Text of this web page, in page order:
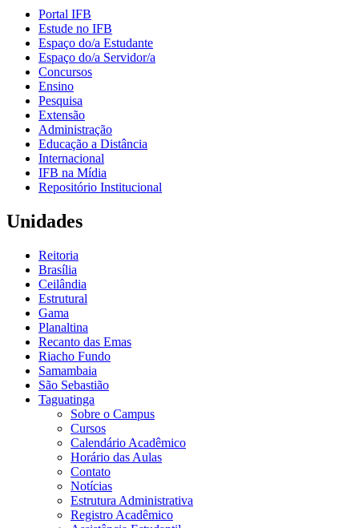
Portal IFB
Estude no IFB
Espaço do/a Estudante
Espaço do/a Servidor/a
Concursos
Ensino
Pesquisa
Extensão
Administração
Educação a Distância
Internacional
IFB na Mídia
Repositório Institucional
Unidades
Reitoria
Brasília
Ceilândia
Estrutural
Gama
Planaltina
Recanto das Emas
Riacho Fundo
Samambaia
São Sebastião
Taguatinga
Sobre o Campus
Cursos
Calendário Acadêmico
Horário das Aulas
Contato
Notícias
Estrutura Administrativa
Registro Acadêmico